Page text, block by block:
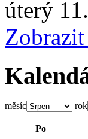
úterý
měsíc rok
Po